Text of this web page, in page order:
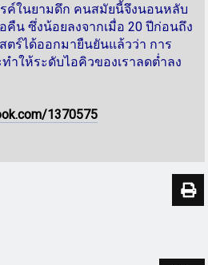
ค์ในยามดึก คนสมัยนี้จึงนอนหลับ
คืน ซึ่งน้อยลงจากเมื่อ 20 ปีก่อนถึง
ตร์ได้ออกมายืนยันแล้วว่า การ
ำให้ระดับไอคิวของเราลดต่ำลง
1370575